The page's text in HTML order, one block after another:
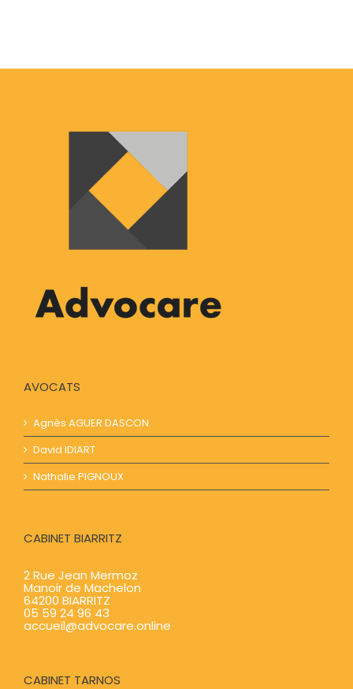
AVOCATS
Agnès AGUER​​ DASCON
David IDIART​​
Nathalie PIGNOUX
CABINET BIARRITZ
2 Rue Jean Mermoz
Manoir de Machelon
64200 BIARRITZ
05 59 24 96 43
accueil@advocare.online
CABINET TARNOS